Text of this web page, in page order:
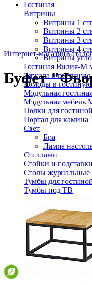
Гостиная
Витрины
Витрины 1
Витрины 2
Витрины 3
Витрины 4
Витрины
Гостиная Вилия-М
Зеркала в гостиную
Комоды в гостиную
Модульная гостиная
Модульная мебель
Полки для гостиной
Портал для камина
Свет
Бра
Лампа
Стеллажи
Стойки и подставки
Столы журнальные
Тумбы для гостиной
Тумбы под ТВ
Интернет-магазин
Буфет